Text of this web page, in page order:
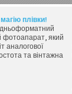
плівки!
фотоапарат, який
аналогової
та вінтажна